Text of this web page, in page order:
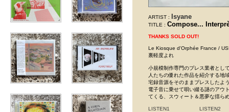
ARTIST : Isyane
TITLE : Compose...
THANKS SOLD OUT!
Le Kiosque d'Orphée France /
裏軽度よれ
小規模制作専門のプレス業者とし
人たちの優れた作品を紹介する地
宅録音源をそのままプレスしたよ
電子音に乗せて唄い綴る謎のアウ
てくる、スウィート＆悪夢な揺ら
LISTEN1 LISTEN2